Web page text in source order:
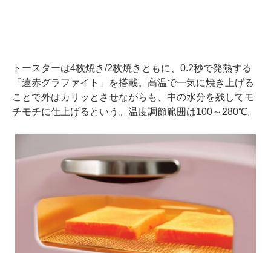
トースターは4枚焼き/2枚焼きともに、0.2秒で発熱する
「遠赤グラファイト」を搭載。高温で一気に焼き上げる
ことで外はカリッとさせながらも、中の水分を残してモ
チモチに仕上げるという。温度調節範囲は100～280℃。